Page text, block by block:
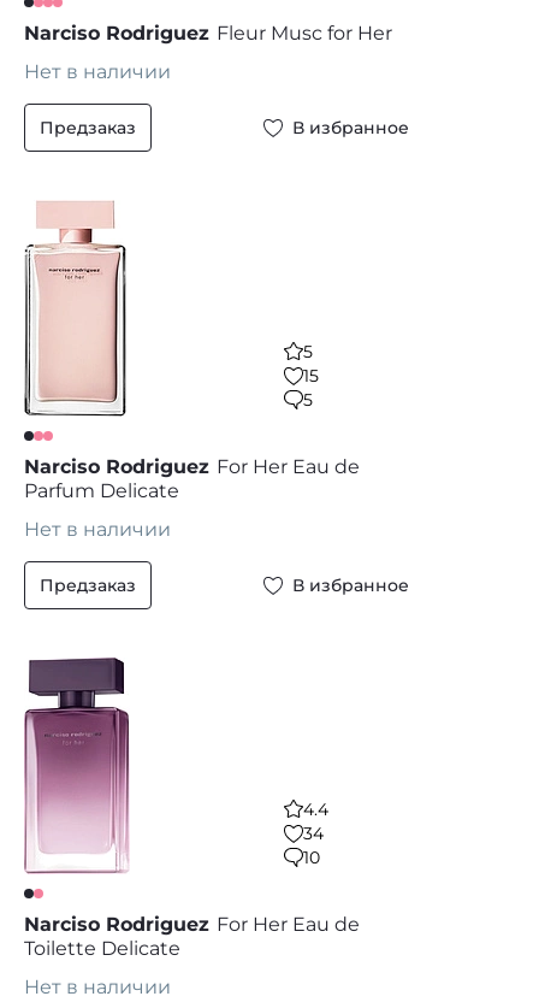
Narciso Rodriguez Fleur Musc for Her
Нет в наличии
Предзаказ В избранное
5
15
5
Narciso Rodriguez For Her Eau de
Parfum Delicate
Нет в наличии
Предзаказ В избранное
4.4
34
10
Narciso Rodriguez For Her Eau de
Toilette Delicate
Нет в наличии